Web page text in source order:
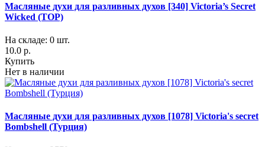
Масляные духи для разливных духов [340] Victoria’s Secret
Wicked (TOP)
На складе: 0 шт.
10.0 р.
Купить
Нет в наличии
Масляные духи для разливных духов [1078] Victoria's secret
Bombshell (Турция)